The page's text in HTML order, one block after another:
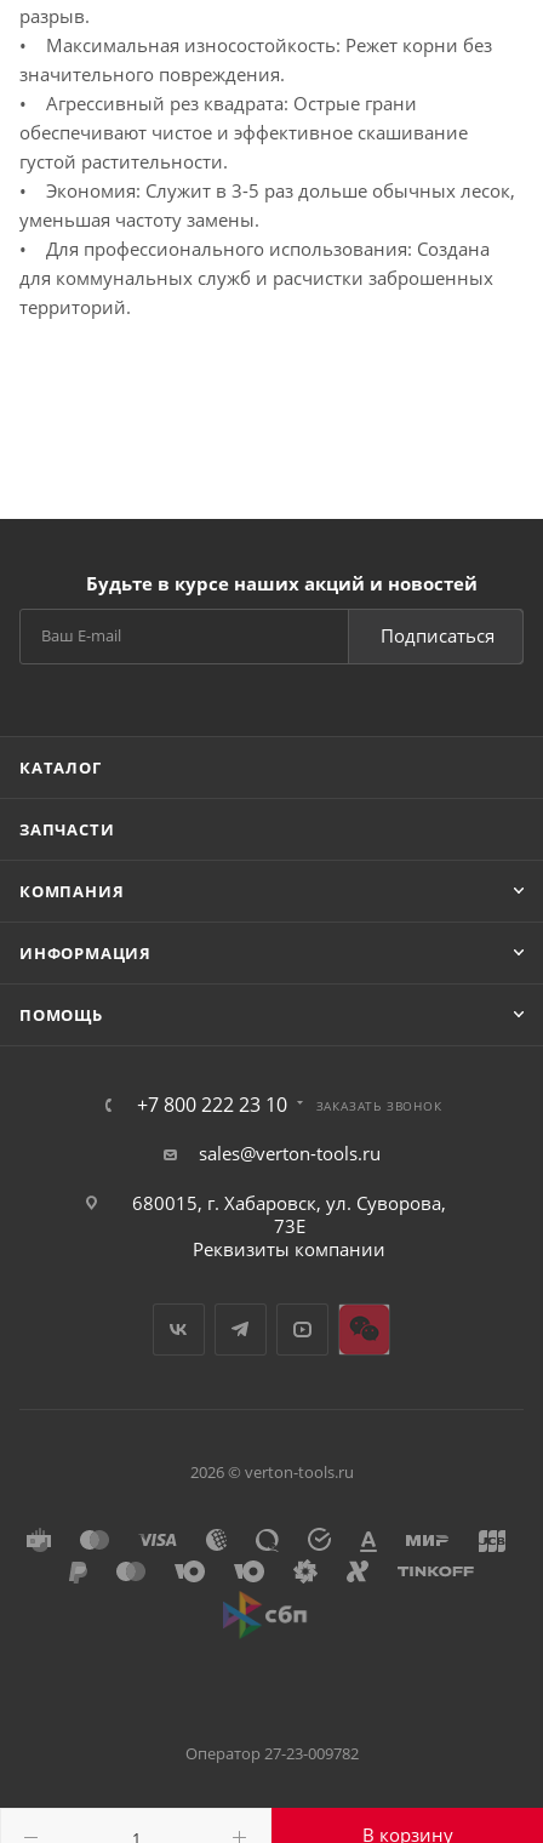
В корзину
разрыв.
• Максимальная износостойкость: Режет корни без
значительного повреждения.
• Агрессивный рез квадрата: Острые грани
обеспечивают чистое и эффективное скашивание
густой растительности.
• Экономия: Служит в 3-5 раз дольше обычных лесок,
уменьшая частоту замены.
• Для профессионального использования: Создана
для коммунальных служб и расчистки заброшенных
территорий.
Будьте в курсе наших акций и новостей
Подписаться
КАТАЛОГ
ЗАПЧАСТИ
КОМПАНИЯ
ИНФОРМАЦИЯ
ПОМОЩЬ
+7 800 222 23 10 ЗАКАЗАТЬ ЗВОНОК
sales@verton-tools.ru
680015, г. Хабаровск, ул. Суворова,
73Е
Реквизиты компании
2026 © verton-tools.ru
Оператор 27-23-009782